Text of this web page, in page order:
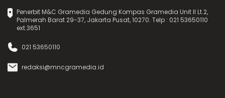
Penerbit M&C Gramedia Gedung Kompas Gramedia Unit II Lt.2,
Palmerah Barat 29-37, Jakarta Pusat, 10270. Telp : 021 53650110
ext.3651
021 53650110
redaksi@mncgramedia.id